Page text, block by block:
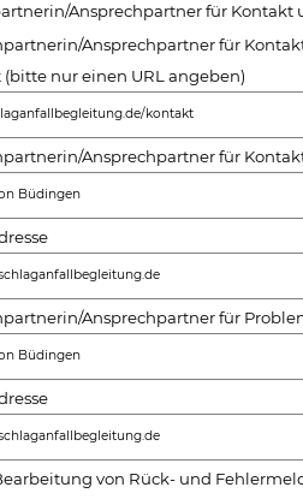
Ansprechpartner für Kontakt
Ansprechpartner für
nur einen URL angeben)
kontakt
Ansprechpartner für
Büdingen
Ansprechpartner für
Büdingen
von Rück- und